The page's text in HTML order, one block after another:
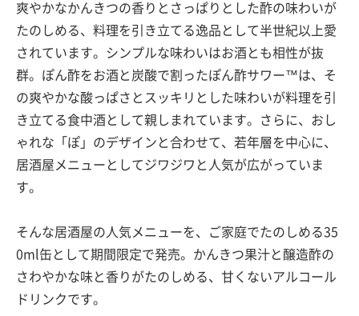
爽やかなかんきつの香りとさっぱりとした酢の味わいが
たのしめる、料理を引き立てる逸品として半世紀以上愛
されています。シンプルな味わいはお酒とも相性が抜
群。ぽん酢をお酒と炭酸で割ったぽん酢サワー™は、そ
の爽やかな酸っぱさとスッキリとした味わいが料理を引
き立てる食中酒として親しまれています。さらに、おし
ゃれな「ぽ」のデザインと合わせて、若年層を中心に、
居酒屋メニューとしてジワジワと人気が広がっていま
す。
そんな居酒屋の人気メニューを、ご家庭でたのしめる35
0ml缶として期間限定で発売。かんきつ果汁と醸造酢の
さわやかな味と香りがたのしめる、甘くないアルコール
ドリンクです。